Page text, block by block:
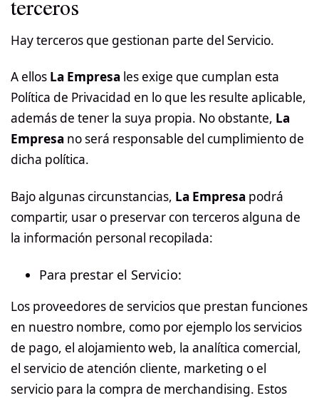
terceros
Hay terceros que gestionan parte del Servicio.
A ellos La Empresa les exige que cumplan esta
Política de Privacidad en lo que les resulte aplicable,
además de tener la suya propia. No obstante, La
Empresa no será responsable del cumplimiento de
dicha política.
Bajo algunas circunstancias, La Empresa podrá
compartir, usar o preservar con terceros alguna de
la información personal recopilada:
Para prestar el Servicio:
Los proveedores de servicios que prestan funciones
en nuestro nombre, como por ejemplo los servicios
de pago, el alojamiento web, la analítica comercial,
el servicio de atención cliente, marketing o el
servicio para la compra de merchandising. Estos